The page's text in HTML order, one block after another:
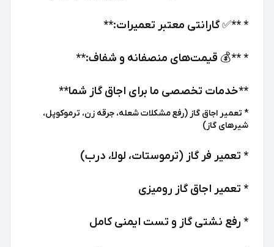
* **✅ گارانتی معتبر تعمیرات:**
* **💰 قیمت‌های منصفانه و شفاف:**
**خدمات تخصصی ما برای اجاق گاز شما**
* تعمیر اجاق گاز (رفع مشکلات شعله، جرقه زن، ترموکوپل،
شیرهای گاز)
* تعمیر فر گاز (ترموستات، لولا، درب)
* تعمیر اجاق گاز رومیزی
* رفع نشتی گاز و تست ایمنی کامل